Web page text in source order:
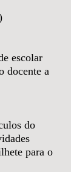
escolar
docente a
do
para o